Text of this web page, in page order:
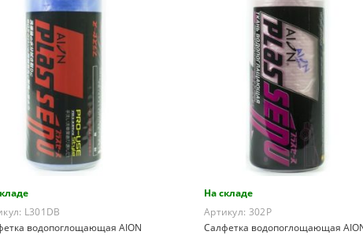
L301DB
водопоглощающая AION
На складе
Артикул: 302P
Салфетка водопоглощающая